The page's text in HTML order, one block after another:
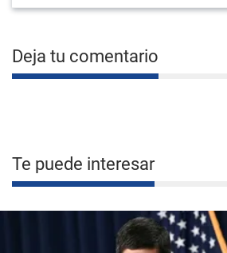
Deja tu comentario
Te puede interesar